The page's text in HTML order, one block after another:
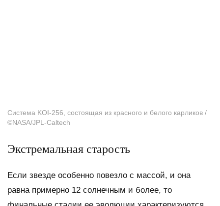
Система KOI-256, состоящая из красного и белого карликов /
©NASA/JPL-Caltech
Экстремальная старость
Если звезде особенно повезло с массой, и она
равна примерно 12 солнечным и более, то